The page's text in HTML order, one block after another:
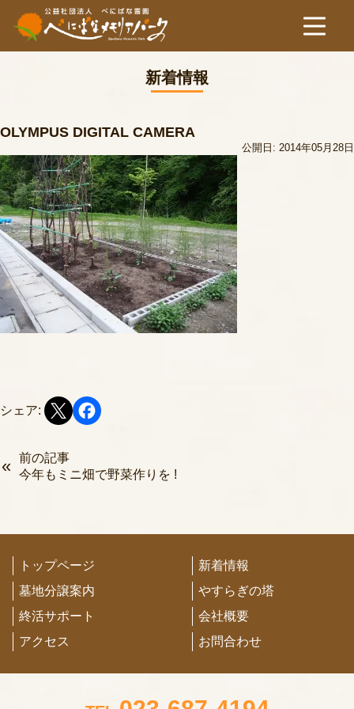
新着情報
OLYMPUS DIGITAL CAMERA
公開日: 2014年05月28日
シェア:
前の記事
今年もミニ畑で野菜作りを !
トップページ
新着情報
墓地分譲案内
やすらぎの塔
終活サポート
会社概要
アクセス
お問合わせ